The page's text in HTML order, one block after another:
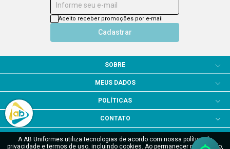
Informe seu e-mail
Cadastrar
Aceito receber promoções por e-mail
SOBRE
MEUS DADOS
POLÍTICAS
CONTATO
A AB Uniformes utiliza tecnologias de acordo com nossa política de
privacidade e termos de uso, incluindo cookies. Ao permanecer navegando,